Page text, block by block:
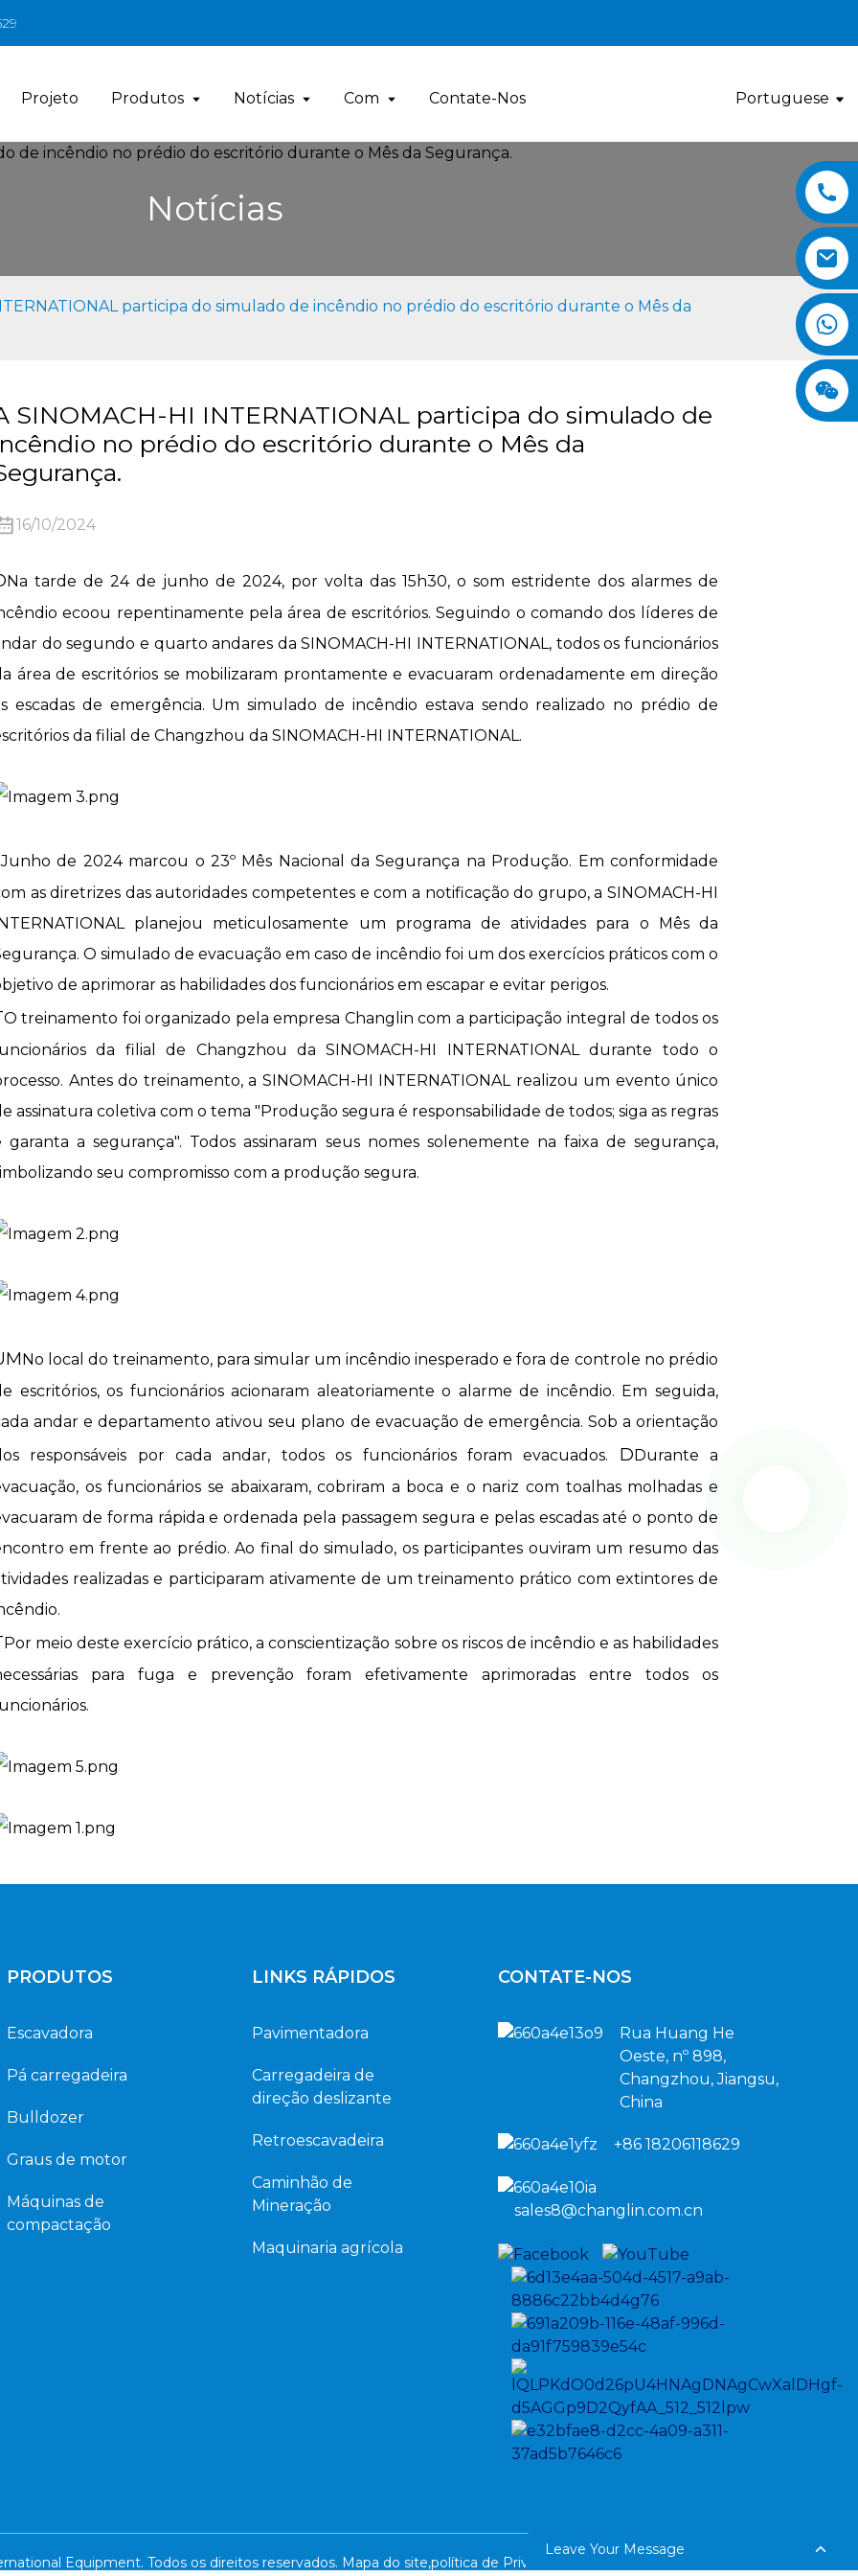
Projeto Produtos Notícias Com Contate-Nos Portuguese
Notícias
participa do simulado de incêndio no prédio do escritório durante o Mês da
SINOMACH-HI INTERNATIONAL participa do simulado de
no prédio do escritório durante o Mês da
16/10/2024
Na tarde de 24 de junho de 2024, por volta das 15h30, o som estridente dos alarmes de
ecoou repentinamente pela área de escritórios. Seguindo o comando dos líderes de
do segundo e quarto andares da SINOMACH-HI INTERNATIONAL, todos os funcionários
área de escritórios se mobilizaram prontamente e evacuaram ordenadamente em direção
escadas de emergência. Um simulado de incêndio estava sendo realizado no prédio de
da filial de Changzhou da SINOMACH-HI INTERNATIONAL.
Junho de 2024 marcou o 23º Mês Nacional da Segurança na Produção. Em conformidade
as diretrizes das autoridades competentes e com a notificação do grupo, a SINOMACH-HI
planejou meticulosamente um programa de atividades para o Mês da
O simulado de evacuação em caso de incêndio foi um dos exercícios práticos com o
de aprimorar as habilidades dos funcionários em escapar e evitar perigos.
O treinamento foi organizado pela empresa Changlin com a participação integral de todos os
da filial de Changzhou da SINOMACH-HI INTERNATIONAL durante todo o
Antes do treinamento, a SINOMACH-HI INTERNATIONAL realizou um evento único
assinatura coletiva com o tema "Produção segura é responsabilidade de todos; siga as regras
garanta a segurança". Todos assinaram seus nomes solenemente na faixa de segurança,
seu compromisso com a produção segura.
No local do treinamento, para simular um incêndio inesperado e fora de controle no prédio
escritórios, os funcionários acionaram aleatoriamente o alarme de incêndio. Em seguida,
andar e departamento ativou seu plano de evacuação de emergência. Sob a orientação
responsáveis ​​por cada andar, todos os funcionários foram evacuados. DDurante a
os funcionários se abaixaram, cobriram a boca e o nariz com toalhas molhadas e
de forma rápida e ordenada pela passagem segura e pelas escadas até o ponto de
em frente ao prédio. Ao final do simulado, os participantes ouviram um resumo das
realizadas e participaram ativamente de um treinamento prático com extintores de
Por meio deste exercício prático, a conscientização sobre os riscos de incêndio e as habilidades
para fuga e prevenção foram efetivamente aprimoradas entre todos os
PRODUTOS
Escavadora
Pá carregadeira
Bulldozer
Graus de motor
Máquinas de
compactação
LINKS RÁPIDOS
Pavimentadora
Carregadeira de
direção deslizante
Retroescavadeira
Caminhão de
Mineração
Maquinaria agrícola
CONTATE-NOS
Rua Huang He
Oeste, nº 898,
Changzhou, Jiangsu,
China
+86 18206118629
sales8@changlin.com.cn
Equipment. Todos os direitos reservados. Mapa do site,política de Privacidade
Leave Your Message